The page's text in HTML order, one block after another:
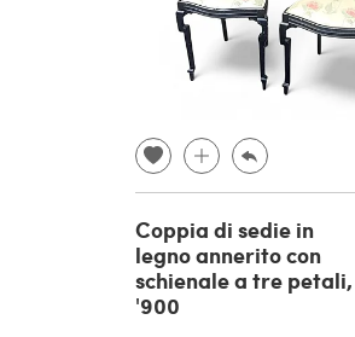
Coppia di sedie in
legno annerito con
schienale a tre petali,
'900